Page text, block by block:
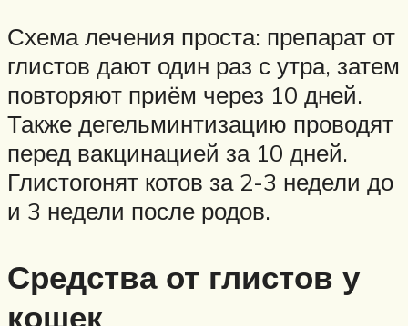
Схема лечения проста: препарат от
глистов дают один раз с утра, затем
повторяют приём через 10 дней.
Также дегельминтизацию проводят
перед вакцинацией за 10 дней.
Глистогонят котов за 2-3 недели до
и 3 недели после родов.
Средства от глистов у
кошек